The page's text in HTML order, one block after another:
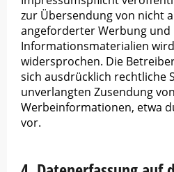
zur Übersendung von nicht
angeforderter Werbung und
Informationsmaterialien
widersprochen. Die
sich ausdrücklich rechtliche
unverlangten Zusendung von
Werbeinformationen, etwa
vor.